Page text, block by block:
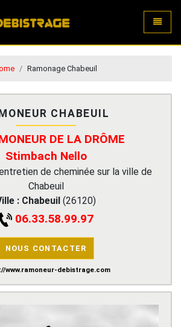
Ramonage Chabeuil
CHABEUIL
DE LA DRÔME
Stimbach Nello
de cheminée sur la ville de
Chabeuil
: Chabeuil (26120)
06.33.58.99.97
NOUS CONTACTER
www.ramoneur-debistrage.com